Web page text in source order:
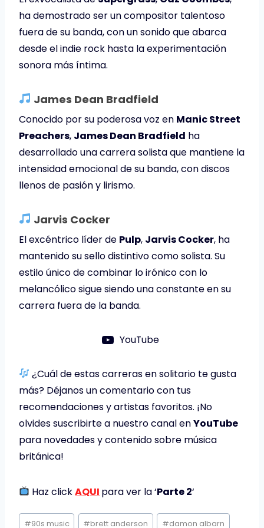
ha demostrado ser un compositor talentoso
fuera de su banda, con un sonido que abarca
desde el indie rock hasta la experimentación
sonora más íntima.
James Dean Bradfield
Conocido por su poderosa voz en Manic Street
Preachers, James Dean Bradfield ha
desarrollado una carrera solista que mantiene la
intensidad emocional de su banda, con discos
llenos de pasión y lirismo.
Jarvis Cocker
El excéntrico líder de Pulp, Jarvis Cocker, ha
mantenido su sello distintivo como solista. Su
estilo único de combinar lo irónico con lo
melancólico sigue siendo una constante en su
carrera fuera de la banda.
YouTube
¿Cuál de estas carreras en solitario te gusta
más? Déjanos un comentario con tus
recomendaciones y artistas favoritos. ¡No
olvides suscribirte a nuestro canal enYouTube
para novedades y contenido sobre música
británica!
Haz clickAQUI para ver la ‘Parte 2‘
Etiquetas
#90s music #brett anderson #damon albarn